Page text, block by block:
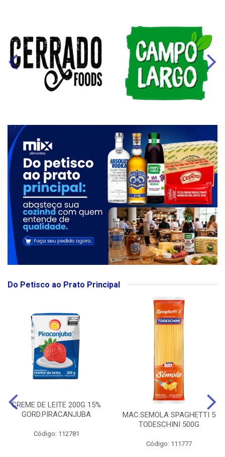
Do Petisco ao Prato Principal
CREME DE LEITE 200G 15%
GORD.PIRACANJUBA
Código: 112781
MAC.SEMOLA SPAGHETTI 5
TODESCHINI 500G
Código: 111777